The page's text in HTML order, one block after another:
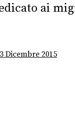
ai
Dicembre 2015